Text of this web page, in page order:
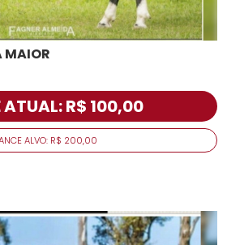
MAIOR
ATUAL: R$ 100,00
ALVO: R$ 200,00